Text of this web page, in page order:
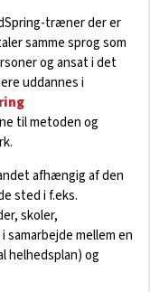
træner der er
samme sprog som
og ansat i det
uddannes i
til metoden og
afhængig af den
sted i f.eks.
skoler,
mellem en
helhedsplan) og